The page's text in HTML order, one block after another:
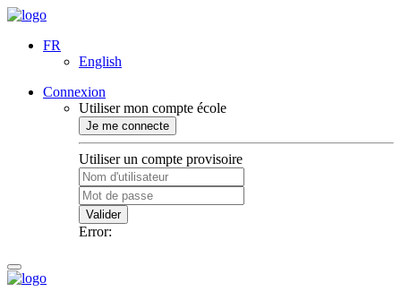
FR
English
Connexion
Utiliser mon compte école
Je me connecte
Utiliser un compte provisoire
Valider
Error: